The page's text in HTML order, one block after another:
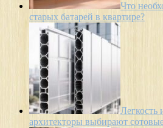
Что
старых батарей в квартире?
Легкость
архитекторы выбирают